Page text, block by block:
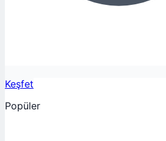
Keşfet
Popüler